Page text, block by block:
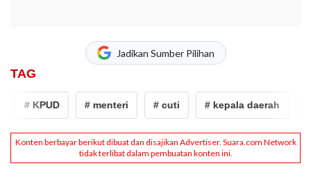
Jadikan Sumber Pilihan
TAG
# KPUD # menteri # cuti # kepala daerah